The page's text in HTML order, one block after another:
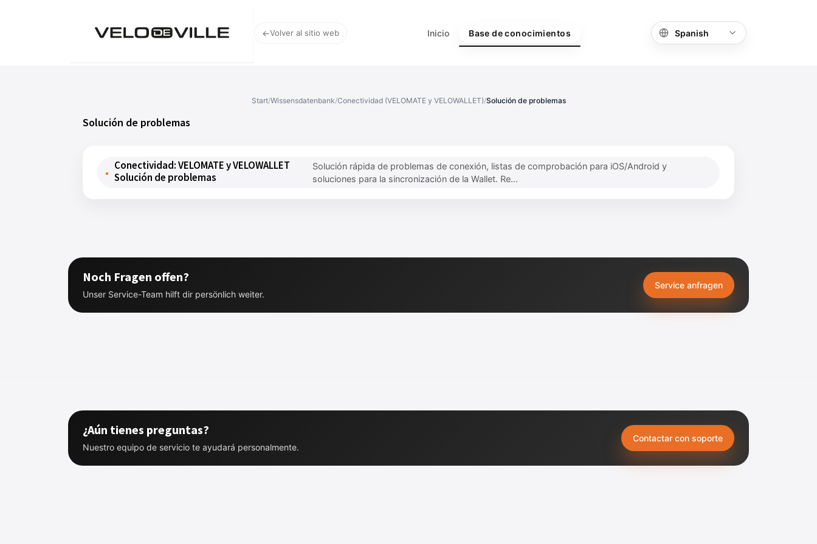
←Volver al sitio web Inicio Base de conocimientos
Start/Wissensdatenbank/Conectividad (VELOMATE y VELOWALLET)/Solución de problemas
Solución de problemas
Conectividad: VELOMATE y VELOWALLET
Solución de problemas
Solución rápida de problemas de conexión, listas de comprobación para iOS/Android y
soluciones para la sincronización de la Wallet. Re...
Noch Fragen offen?
Unser Service-Team hilft dir persönlich weiter.
Service anfragen
¿Aún tienes preguntas?
Nuestro equipo de servicio te ayudará personalmente.
Contactar con soporte